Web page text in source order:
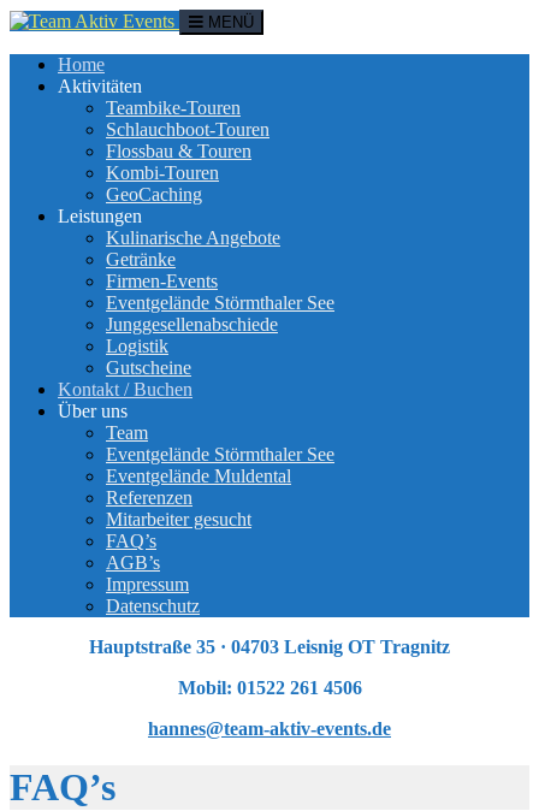
MENÜ
Home
Aktivitäten
Teambike-Touren
Schlauchboot-Touren
Flossbau & Touren
Kombi-Touren
GeoCaching
Leistungen
Kulinarische Angebote
Getränke
Firmen-Events
Eventgelände Störmthaler See
Junggesellenabschiede
Logistik
Gutscheine
Kontakt / Buchen
Über uns
Team
Eventgelände Störmthaler See
Eventgelände Muldental
Referenzen
Mitarbeiter gesucht
FAQ’s
AGB’s
Impressum
Datenschutz
Hauptstraße 35 · 04703 Leisnig OT Tragnitz
Mobil: 01522 261 4506
hannes@team-aktiv-events.de
FAQ’s